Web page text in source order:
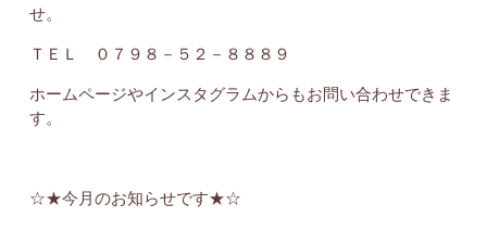
せ。
ＴＥＬ ０７９８－５２－８８８９
ホームページやインスタグラムからもお問い合わせできま
す。
☆★今月のお知らせです★☆